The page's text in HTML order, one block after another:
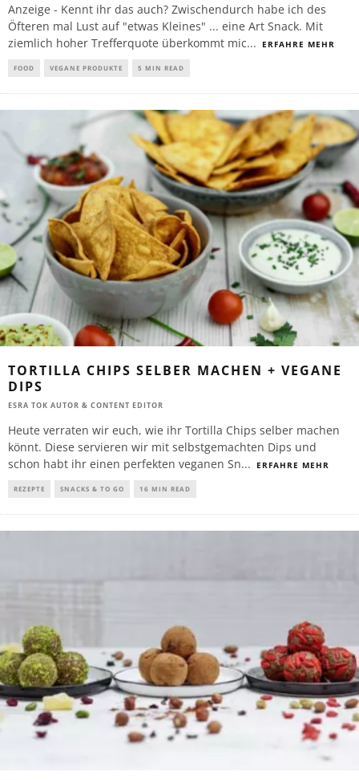
Anzeige - Kennt ihr das auch? Zwischendurch habe ich des
Öfteren mal Lust auf "etwas Kleines" ... eine Art Snack. Mit
ziemlich hoher Trefferquote überkommt mic... ERFAHRE MEHR
FOOD VEGANE PRODUKTE 5 MIN READ
TORTILLA CHIPS SELBER MACHEN + VEGANE
DIPS
ESRA TOK AUTOR & CONTENT EDITOR
Heute verraten wir euch, wie ihr Tortilla Chips selber machen
könnt. Diese servieren wir mit selbstgemachten Dips und
schon habt ihr einen perfekten veganen Sn... ERFAHRE MEHR
REZEPTE SNACKS & TO GO 16 MIN READ